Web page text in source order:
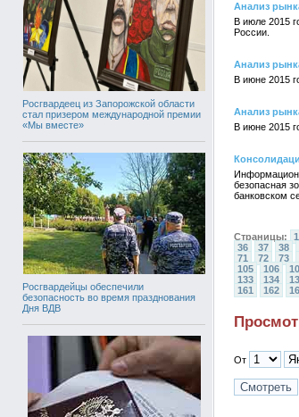
Росгвардеец из Запорожской области
стал призером международной премии
«Мы вместе»
Росгвардейцы обеспечили
безопасность во время празднования
Дня ВДВ
Анализ
В июле 2015
России.
Анализ
В июне 2015
Анализ
В июне 2015
безопасная
банковском
Страницы: 1
36
37 38
71
72 73
105
106
133
134
161
162
От